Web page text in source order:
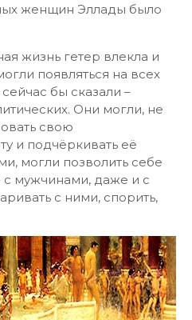
женщин Эллады было
жизнь гетер влекла и
появляться на всех
бы сказали –
Они могли, не
свою
и подчёркивать её
могли позволить себе
мужчинами, даже и с
с ними, спорить,